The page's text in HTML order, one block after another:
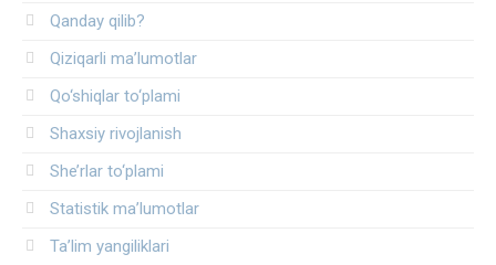
Qanday qilib?
Qiziqarli ma’lumotlar
Qo‘shiqlar to‘plami
Shaxsiy rivojlanish
She’rlar to‘plami
Statistik ma’lumotlar
Ta’lim yangiliklari